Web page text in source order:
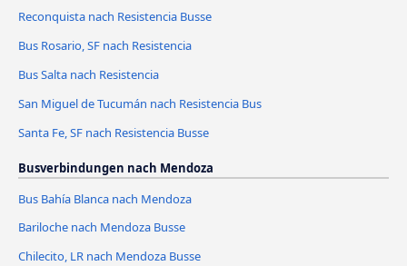
Reconquista nach Resistencia Busse
Bus Rosario, SF nach Resistencia
Bus Salta nach Resistencia
San Miguel de Tucumán nach Resistencia Bus
Santa Fe, SF nach Resistencia Busse
Busverbindungen nach Mendoza
Bus Bahía Blanca nach Mendoza
Bariloche nach Mendoza Busse
Chilecito, LR nach Mendoza Busse